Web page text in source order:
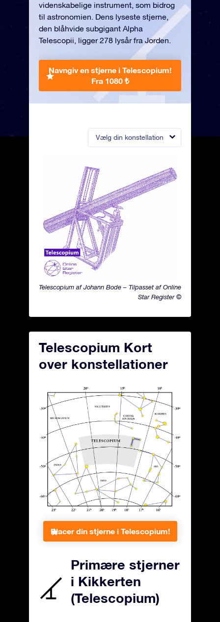
Vælg din konstellation
Telescopium af Johann Bode – Tilpasset af Online
Star Register ©
videnskabelige instrument, som bidrog
til astronomien. Dens lyseste stjerne,
den blåhvide subgigant Alpha
Telescopii, ligger 278 lysår fra Jorden.
Navngiv en stjerne i Telescopium!
Fra 1080 ₺
Telescopium Kort
over konstellationer
Placer din stjerne i Telescopium!
Primære stjerner
i Kikkerten
(Telescopium)